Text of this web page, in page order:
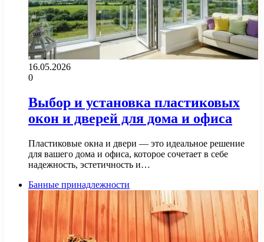
16.05.2026
0
Выбор и установка пластиковых
окон и дверей для дома и офиса
Пластиковые окна и двери — это идеальное решение
для вашего дома и офиса, которое сочетает в себе
надежность, эстетичность и…
Банные принадлежности